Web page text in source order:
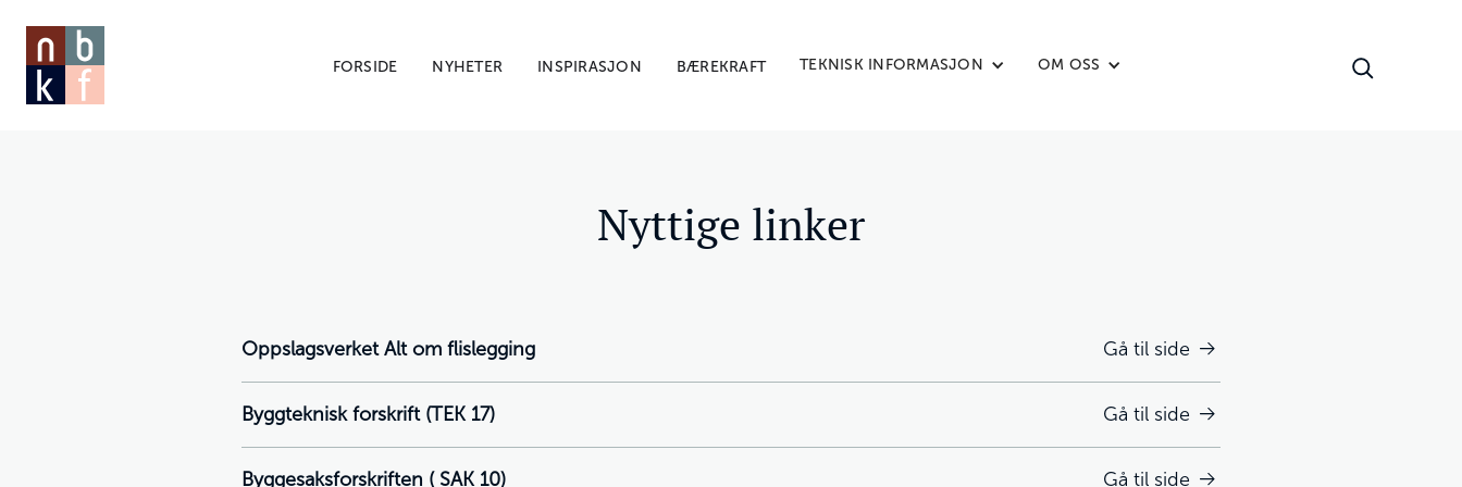
FORSIDE NYHETER INSPIRASJON BÆREKRAFT TEKNISK INFORMASJON OM OSS
Nyttige linker
Oppslagsverket Alt om flislegging Gå til side
Byggteknisk forskrift (TEK 17) Gå til side
Byggesaksforskriften ( SAK 10) Gå til side